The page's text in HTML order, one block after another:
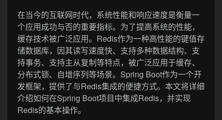
在当今的互联网时代，系统性能和响应速度是衡量一
个应用成功与否的重要指标。为了提高系统的性能，
缓存技术被广泛应用。Redis作为一种高性能的键值存
储数据库，因其读写速度快、支持多种数据结构、支
持事务、支持主从复制等特点，被广泛应用于缓存、
分布式锁、自增序列等场景。Spring Boot作为一个开
发框架，提供了与Redis集成的便捷方式。本文将详细
介绍如何在Spring Boot项目中集成Redis，并实现
Redis的基本操作。